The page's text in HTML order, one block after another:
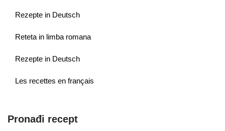
Rezepte in Deutsch
Reteta in limba romana
Rezepte in Deutsch
Les recettes en français
Pronađi recept